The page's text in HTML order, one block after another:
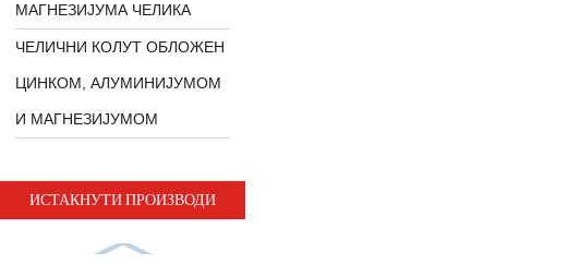
МАГНЕЗИЈУМА ЧЕЛИКА
ЧЕЛИЧНИ КОЛУТ ОБЛОЖЕН
ЦИНКОМ, АЛУМИНИЈУМОМ
И МАГНЕЗИЈУМОМ
ИСТАКНУТИ ПРОИЗВОДИ